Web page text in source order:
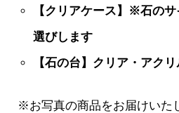
【クリアケース】※石の
選びします
【石の台】クリア・アク
※お写真の商品をお届けいた